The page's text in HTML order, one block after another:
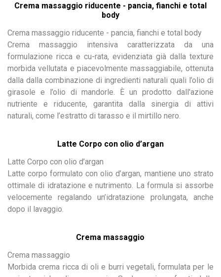
Crema massaggio riducente - pancia, fianchi e total
body
Crema massaggio riducente - pancia, fianchi e total body
Crema massaggio intensiva caratterizzata da una
formulazione ricca e cu-rata, evidenziata già dalla texture
morbida vellutata e piacevolmente massaggiabile, ottenuta
dalla dalla combinazione di ingredienti naturali quali l’olio di
girasole e l’olio di mandorle. È un prodotto dall'azione
nutriente e riducente, garantita dalla sinergia di attivi
naturali, come l’estratto di tarasso e il mirtillo nero.
Latte Corpo con olio d’argan
Latte Corpo con olio d’argan
Latte corpo formulato con olio d’argan, mantiene uno strato
ottimale di idratazione e nutrimento. La formula si assorbe
velocemente regalando un’idratazione prolungata, anche
dopo il lavaggio.
Crema massaggio
Crema massaggio
Morbida crema ricca di oli e burri vegetali, formulata per le